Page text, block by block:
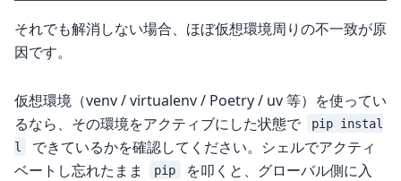
それでも解消しない場合、ほぼ仮想環境周りの不一致が原
因です。
仮想環境（venv / virtualenv / Poetry / uv 等）を使ってい
るなら、その環境をアクティブにした状態で
pip instal
l
できているかを確認してください。シェルでアクティ
ベートし忘れたまま
pip
を叩くと、グローバル側に入